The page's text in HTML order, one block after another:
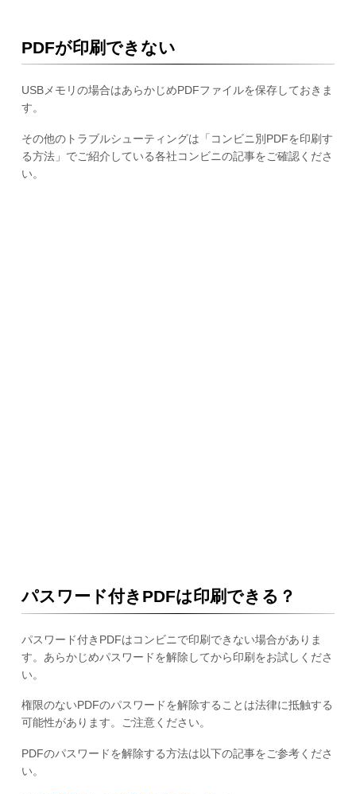
PDFが印刷できない
USBメモリの場合はあらかじめPDFファイルを保存しておきま
す。
その他のトラブルシューティングは「コンビニ別PDFを印刷す
る方法」でご紹介している各社コンビニの記事をご確認くださ
い。
パスワード付きPDFは印刷できる？
パスワード付きPDFはコンビニで印刷できない場合がありま
す。あらかじめパスワードを解除してから印刷をお試しくださ
い。
権限のないPDFのパスワードを解除することは法律に抵触する
可能性があります。ご注意ください。
PDFのパスワードを解除する方法は以下の記事をご参考くださ
い。